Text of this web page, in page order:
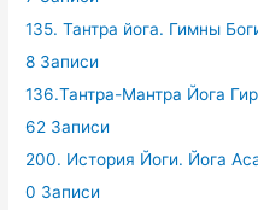
135. Тантра йога. Гимны
8 Записи
136.Тантра-Мантра Йога
62 Записи
200. История Йоги. Йога
0 Записи